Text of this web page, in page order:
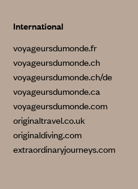
International
voyageursdumonde.fr
voyageursdumonde.ch
voyageursdumonde.ch/de
voyageursdumonde.ca
voyageursdumonde.com
originaltravel.co.uk
originaldiving.com
extraordinaryjourneys.com